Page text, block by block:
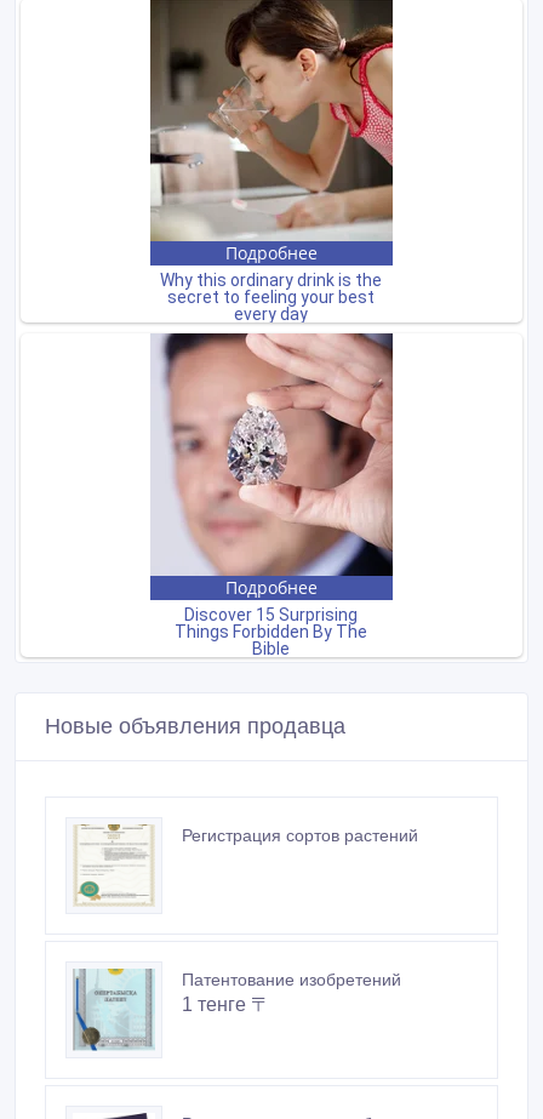
Новые объявления продавца
Регистрация сортов растений
Патентование изобретений
1 тенге 〒